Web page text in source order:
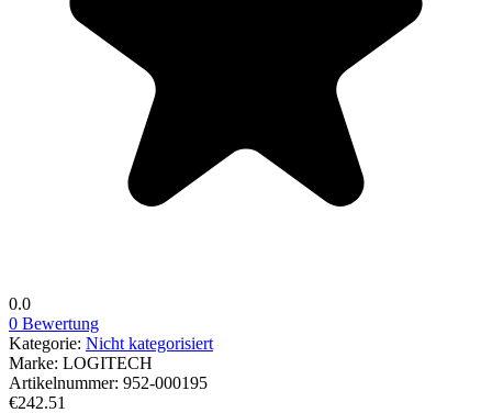
0.0
0 Bewertung
Kategorie: Nicht kategorisiert
Marke: LOGITECH
Artikelnummer: 952-000195
€242.51